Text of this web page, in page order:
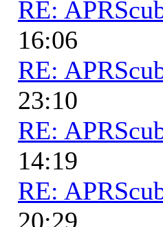
RE:
16:06
RE:
23:10
RE:
14:19
RE:
20:29